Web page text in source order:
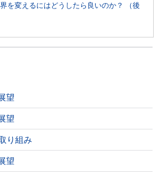
を変えるにはどうしたら良いのか？ （後
望
望
り組み
望